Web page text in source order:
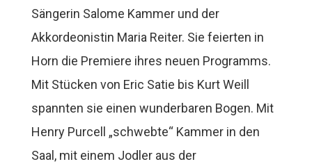
Sängerin Salome Kammer und der
Akkordeonistin Maria Reiter. Sie feierten in
Horn die Premiere ihres neuen Programms.
Mit Stücken von Eric Satie bis Kurt Weill
spannten sie einen wunderbaren Bogen. Mit
Henry Purcell „schwebte“ Kammer in den
Saal, mit einem Jodler aus der